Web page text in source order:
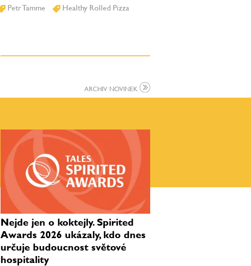
Petr Tamme Healthy Rolled Pizza
ARCHIV NOVINEK
Nejde jen o koktejly. Spirited
Awards 2026 ukázaly, kdo dnes
určuje budoucnost světové
hospitality